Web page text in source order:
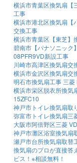
横浜市青葉区換気扇【
工事
横浜市港北区換気扇【
交換工事
横浜市青葉区【東芝】
碧南市【パナソニック
08PFR9VD新設工事
川崎市高津区換気扇交
横浜市金沢区換気扇交
明石市換気扇工事 三菱
横浜市栄区脱衣所換気
15ZFC10
神戸市トイレ換気扇取
弥富市トイレ換気扇三
大阪市阿倍野区三菱
神戸市灘区浴室換気扇
瀬戸市台所換気扇取替
換気扇のプロが直接答
ビス！※相談無料！